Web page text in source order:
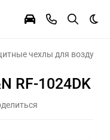
чехлы для
RF-1024DK